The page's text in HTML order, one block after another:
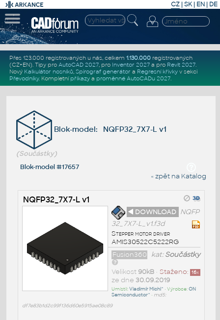
CZ | SK| EN | DE
Přes 123.000 registrovaných u nás, celkem 1.130.000registrovaných
(CZ+EN). Tipy pro AutoCAD 2027, pro Inventor 2027a pro Revit 2027.
Nový Kalkulátor nosníků, Spirograf generátor a Regresní křivkyv sekci
Převodníky. Kompletní příkazya proměnné AutoCADu 2027.
Blok-model: NQFP32_7X7-L v1
(Součástky)
Blok-model #17657
« zpět na Katalog
NQFP32_7X7-L v1
◄ DOWNLOAD NQFP
32_7X7-L_v1.f3d
Stepper motor driver
AMIS30522C5222RG
kat:Součástky
Fusion360
Staženo: 16x
Velikost 90kB•
ze dne 30.09.2019
Umístil:Vladimír Michl^ • Výrobce:ON
Semiconductor^ • md5:
df7e83b1d2c99f136d60e5915ae08c89